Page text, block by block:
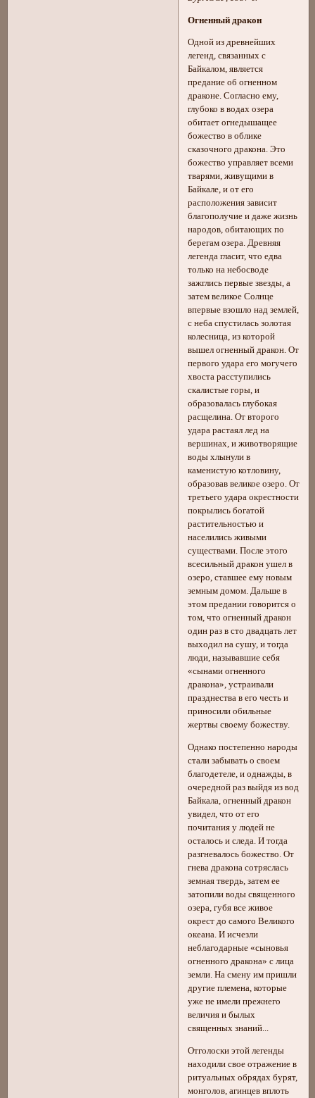
Огненный дракон
Одной из древнейших
легенд, связанных с
Байкалом, является
предание об огненном
драконе. Согласно ему,
глубоко в водах озера
обитает огнедышащее
божество в облике
сказочного дракона. Это
божество управляет всеми
тварями, живущими в
Байкале, и от его
расположения зависит
благополучие и даже жизнь
народов, обитающих по
берегам озера. Древняя
легенда гласит, что едва
только на небосводе
зажглись первые звезды, а
затем великое Солнце
впервые взошло над землей,
с неба спустилась золотая
колесница, из которой
вышел огненный дракон. От
первого удара его могучего
хвоста расступились
скалистые горы, и
образовалась глубокая
расщелина. От второго
удара растаял лед на
вершинах, и животворящие
воды хлынули в
каменистую котловину,
образовав великое озеро. От
третьего удара окрестности
покрылись богатой
растительностью и
населились живыми
существами. После этого
всесильный дракон ушел в
озеро, ставшее ему новым
земным домом. Дальше в
этом предании говорится о
том, что огненный дракон
один раз в сто двадцать лет
выходил на сушу, и тогда
люди, называвшие себя
«сынами огненного
дракона», устраивали
празднества в его честь и
приносили обильные
жертвы своему божеству.
Однако постепенно народы
стали забывать о своем
благодетеле, и однажды, в
очередной раз выйдя из вод
Байкала, огненный дракон
увидел, что от его
почитания у людей не
осталось и следа. И тогда
разгневалось божество. От
гнева дракона сотряслась
земная твердь, затем ее
затопили воды священного
озера, губя все живое
окрест до самого Великого
океана. И исчезли
неблагодарные «сыновья
огненного дракона» с лица
земли. На смену им пришли
другие племена, которые
уже не имели прежнего
величия и былых
священных знаний...
Отголоски этой легенды
находили свое отражение в
ритуальных обрядах бурят,
монголов, агинцев вплоть